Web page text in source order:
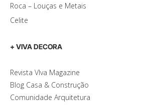
Roca – Louças e Metais
Celite
+ VIVA DECORA
Revista VIva Magazine
Blog Casa & Construção
Comunidade Arquitetura